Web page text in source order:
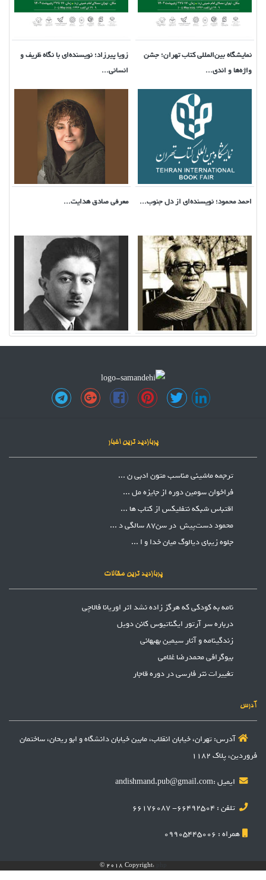
نمایشگاه بین‌المللی کتاب تهران؛ جشن
واژه‌ها و اندی...
زویا پیرزاد؛ نویسنده‌ای با نگاه ظریف و
انسانی...
احمد محمود؛ نویسنده‌ای از دل جنوب... معرفی صادق هدایت...
پربازدید ترین اخبار
ترجمه ماشینی مناسب متون ادبی ن ...
فراخوان سومین دوره از جایزه مل ...
اقتباس شبکه نتفلیکس از کتاب ها ...
محمود دست‌پیش در سن87 سالگی د ...
جلوه زیبای دیالوگ میان خدا و ا ...
پربازدید ترین مقالات
نامه به کودکی که هرگز زاده نشد اثر اوریانا فالاچی
درباره سر آرتور ایگناتیوس کانن دویل
زندگینامه و آثار سیمین بهبهانی
بیوگرافی محمدرضا غلامی
تغییرات نثر فارسی در دوره قاجار
آدرس
آدرس: تهران، خیابان انقلاب، مابین خیابان دانشگاه و ابو ریحان، ساختمان
فروردین، پلاک 1182
ایمیل :andishmand.pub@gmail.com
تلفن : 66492504- 66176087
همراه : 09905445006
© 2018 Copyright: